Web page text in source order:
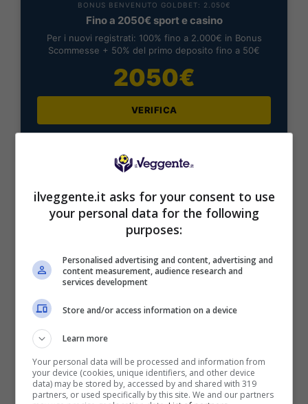
BONUS BENVENUTO GOLDBET: 2.050€
Fino a 2050€ sport e casino
Per i nuovi registrati: 100% fino a 2.000€ in Bonus
Scommesse + 50% del primo deposito fino a 50€
2050€
VERIFICA
BONUS BENVENUTO LOTTOMATICA: 2050€
Fino a 2050€ bonus scommesse e sport
Per i nuovi utenti della piattaforma: 100% fino a 50€ in
Bonus Scommesse + 100% fino a 2000€ in Bonus
2050€
Mostra Informazioni
ilveggente.it asks for your consent to use
your personal data for the following
purposes:
Personalised advertising and content, advertising and
content measurement, audience research and
services development
Store and/or access information on a device
Learn more
Your personal data will be processed and information from
your device (cookies, unique identifiers, and other device
data) may be stored by, accessed by and shared with 319
partners, or used specifically by this site. We and our partners